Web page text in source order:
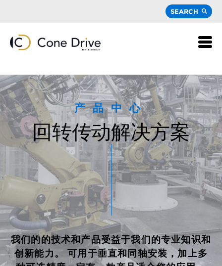
SEARCH
产品中心
回转传动解决方案
我们的的技术和产品受益于我们的专业知识和
创新能力。 可用于垂直和同轴安装，加上多